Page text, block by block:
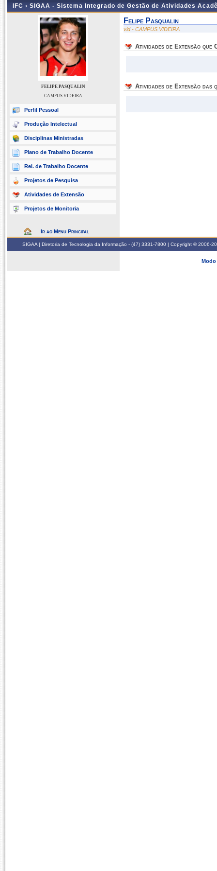
IFC › SIGAA - Sistema Integrado de Gestão de Atividades
FELIPE PASQUALIN
CAMPUS VIDEIRA
Perfil Pessoal
Produção Intelectual
Disciplinas Ministradas
Plano de Trabalho Docente
Rel. de Trabalho Docente
Projetos de Pesquisa
Atividades de Extensão
Projetos de Monitoria
Ir ao Menu Principal
Felipe Pasqualin
vid - CAMPUS VIDEIRA
Atividades de Extensão que
Atividades de Extensão das
SIGAA | Diretoria de Tecnologia da Informação - (47) 3331-7800 | Copyright © 2006-
Modo